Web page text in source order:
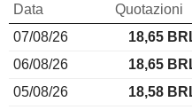
Data Quotazioni
07/08/26
18,65
06/08/26
18,65
05/08/26
18,58